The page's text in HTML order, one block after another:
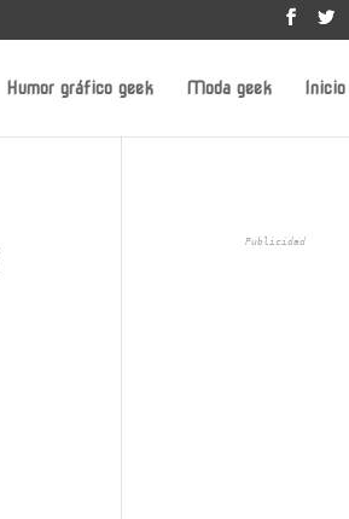
Humor gráfico geek Moda geek Inicio
Publicidad